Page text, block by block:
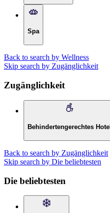
Spa
Back to search by Wellness
Skip search by Zugänglichkeit
Zugänglichkeit
Behindertengerechtes Hotel
Back to search by Zugänglichkeit
Skip search by Die beliebtesten
Die beliebtesten